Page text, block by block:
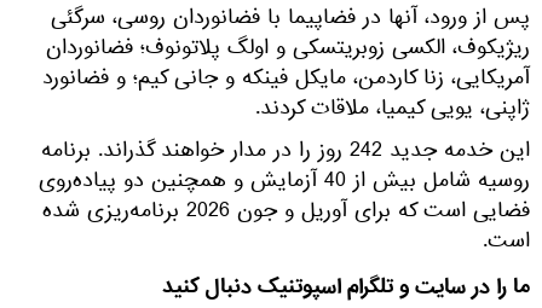
پس از ورود، آنها در فضاپیما با فضانوردان روسی، سرگئی
ریژیکوف، الکسی زوبریتسکی و اولگ پلاتونوف؛ فضانوردان
آمریکایی، زنا کاردمن، مایکل فینکه و جانی کیم؛ و فضانورد
ژاپنی، یویی کیمیا، ملاقات کردند.
این خدمه جدید 242 روز را در مدار خواهند گذراند. برنامه
روسیه شامل بیش از 40 آزمایش و همچنین دو پیاده‌روی
فضایی است که برای آوریل و جون 2026 برنامه‌ریزی شده
است.
ما را در سایت و تلگرام اسپوتنیک دنبال کنید